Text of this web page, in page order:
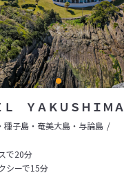
ＹＡＫＵＳＨＩＭＡ
種子島・奄美大島・与論島
で20分
シーで15分